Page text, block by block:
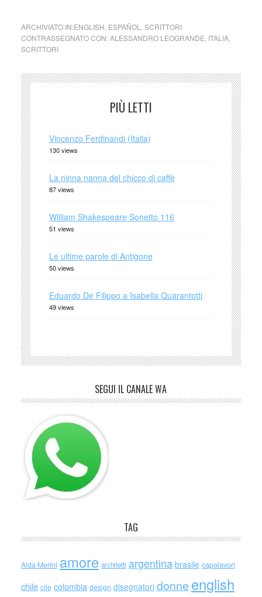
ARCHIVIATO IN:ENGLISH ESPAÑOL
SCRITTORI
CONTRASSEGNATO CON:ALESSANDRO LEOGRANDE ITALIA,
SCRITTORI
PIÙ LETTI
Vincenzo Ferdinandi (Italia)
130 views
La ninna nanna del chicco di caffè
87 views
William Shakespeare Sonetto 116
51 views
Le ultime parole di Antigone
50 views
Eduardo De Filippo a Isabella Quarantotti
49 views
SEGUI IL CANALE WA
TAG
Alda Merini amore architetti argentina brasile capolavori
chile cile colombia design disegnatori donne english